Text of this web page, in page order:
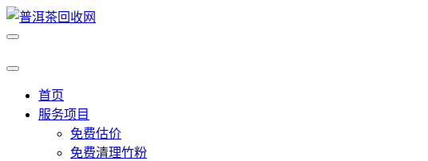
首页
服务项目
免费估价
免费清理竹粉